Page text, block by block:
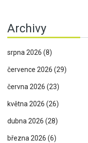
Archivy
srpna 2026 (8)
července 2026 (29)
června 2026 (23)
května 2026 (26)
dubna 2026 (28)
března 2026 (6)